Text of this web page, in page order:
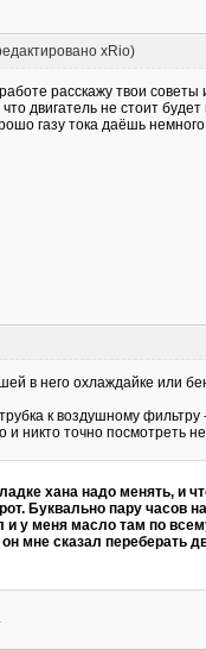
xRio)
расскажу твои советы
двигатель не стоит
газу тока даёшь
в него охлаждайке или
к воздушному
никто точно посмотреть
хана надо менять, и
Буквально пару часов
и у меня масло там по
мне сказал переберать